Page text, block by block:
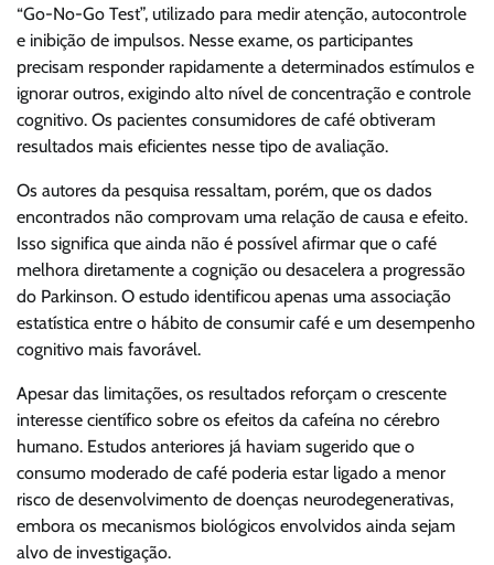
“Go-No-Go Test”, utilizado para medir atenção, autocontrole
e inibição de impulsos. Nesse exame, os participantes
precisam responder rapidamente a determinados estímulos e
ignorar outros, exigindo alto nível de concentração e controle
cognitivo. Os pacientes consumidores de café obtiveram
resultados mais eficientes nesse tipo de avaliação.
Os autores da pesquisa ressaltam, porém, que os dados
encontrados não comprovam uma relação de causa e efeito.
Isso significa que ainda não é possível afirmar que o café
melhora diretamente a cognição ou desacelera a progressão
do Parkinson. O estudo identificou apenas uma associação
estatística entre o hábito de consumir café e um desempenho
cognitivo mais favorável.
Apesar das limitações, os resultados reforçam o crescente
interesse científico sobre os efeitos da cafeína no cérebro
humano. Estudos anteriores já haviam sugerido que o
consumo moderado de café poderia estar ligado a menor
risco de desenvolvimento de doenças neurodegenerativas,
embora os mecanismos biológicos envolvidos ainda sejam
alvo de investigação.